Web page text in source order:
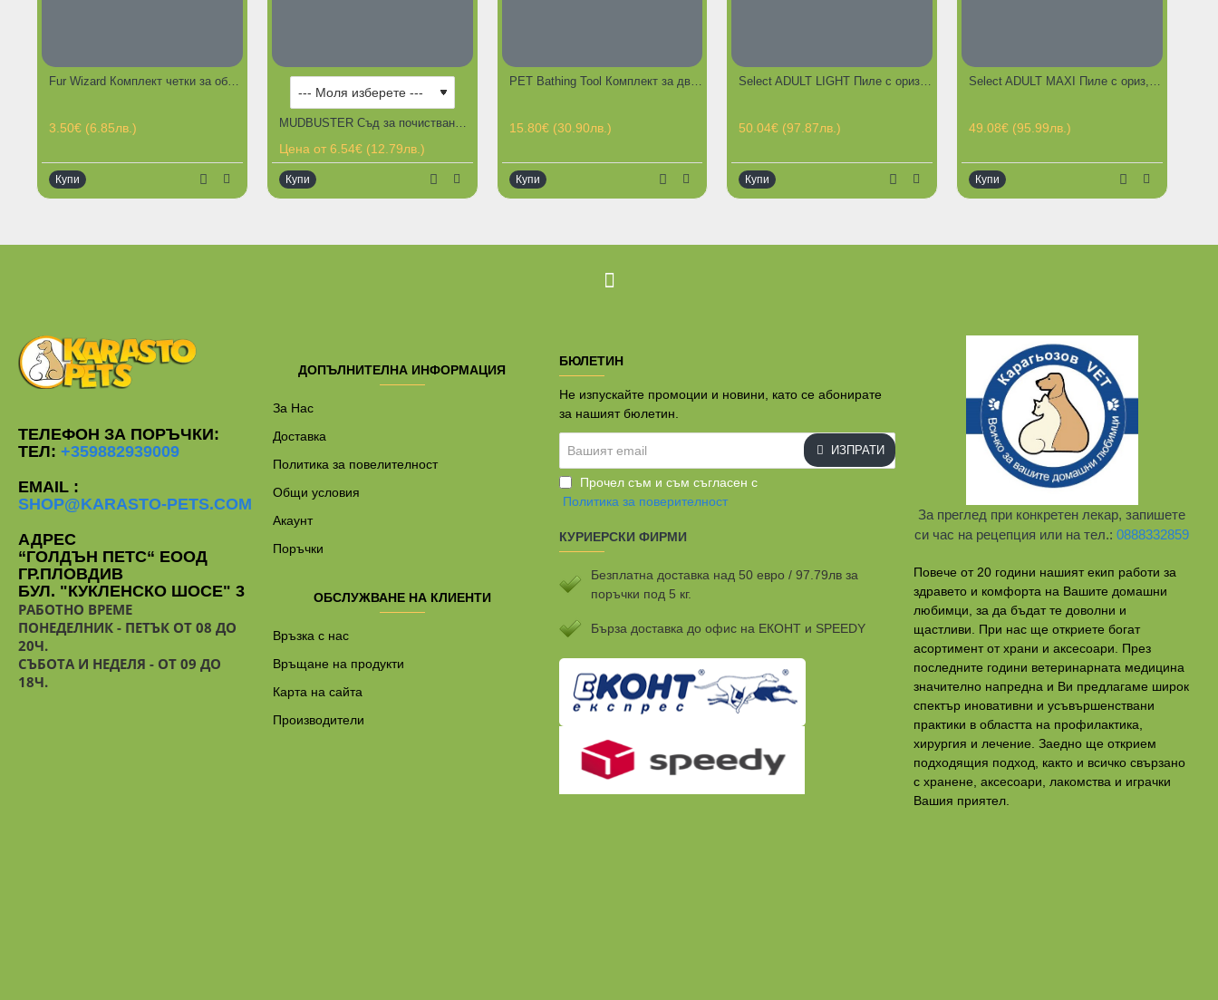
ОГРАНИЧЕНА НАЛИЧНОСТ
3.50€ (6.85лв.)
Купи
MUDBUSTER Съд за почистване на лапички на домашни любимци
Цена от 6.54€ (12.79лв.)
Купи
ОГРАНИЧЕНА НАЛИЧНОСТ PET Bathing Tool Комплект за дворно къпане на кучета
15.80€ (30.90лв.)
Купи
50.04€ (97.87лв.)
Купи
49.08€ (95.99лв.)
Купи
ТЕЛЕФОН ЗА ПОРЪЧКИ:
ТЕЛ: +359882939009
EMAIL :
SHOP@KARASTO-PETS.COM
АДРЕС
“ГОЛДЪН ПЕТС“ ЕООД
ГР.ПЛОВДИВ
БУЛ. "КУКЛЕНСКО ШОСЕ" 3
РАБОТНО ВРЕМЕ
ПОНЕДЕЛНИК - ПЕТЪК ОТ 08 ДО
20Ч.
СЪБОТА И НЕДЕЛЯ - ОТ 09 ДО
18Ч.
ДОПЪЛНИТЕЛНА ИНФОРМАЦИЯ
За Нас
Доставка
Политика за повелителност
Общи условия
Акаунт
Поръчки
ОБСЛУЖВАНЕ НА КЛИЕНТИ
Връзка с нас
Връщане на продукти
Карта на сайта
Производители
БЮЛЕТИН
Не изпускайте промоции и новини, като се абонирате
за нашият бюлетин.
email
ИЗПРАТИ
Прочел съм и съм съгласен с
Политика за поверителност
КУРИЕРСКИ ФИРМИ
Безплатна доставка над 50 евро / 97.79лв за
поръчки под 5 кг.
Бързa доставка до офис на ЕКОНТ и SPEEDY
За преглед при конкретен лекар, запишете
си час на рецепция или на тел.:0888332859
Повече от 20 години нашият екип работи за
здравето и комфорта на Вашите домашни
любимци, за да бъдат те доволни и
щастливи. При нас ще откриете богат
асортимент от храни и аксесоари. През
последните години ветеринарната медицина
значително напредна и Ви предлагаме широк
спектър иновативни и усъвършенствани
практики в областта на профилактикa,
хирургия и лечение. Заедно ще открием
подходящия подход, както и всичко свързано
с хранене, аксесоари, лакомства и играчки
Вашия приятел.